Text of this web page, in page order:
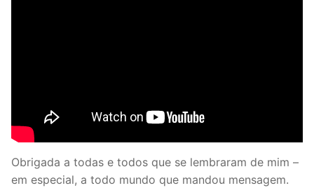
Obrigada a todas e todos que se lembraram de mim –
em especial, a todo mundo que mandou mensagem.